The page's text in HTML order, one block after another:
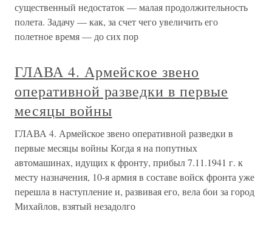
существенный недостаток — малая продолжительность
полета. Задачу — как, за счет чего увеличить его
полетное время — до сих пор
ГЛАВА 4. Армейское звено
оперативной разведки в первые
месяцы войны
ГЛАВА 4. Армейское звено оперативной разведки в
первые месяцы войны Когда я на попутных
автомашинах, идущих к фронту, прибыл 7.11.1941 г. к
месту назначения, 10-я армия в составе войск фронта уже
перешла в наступление и, развивая его, вела бои за город
Михайлов, взятый незадолго